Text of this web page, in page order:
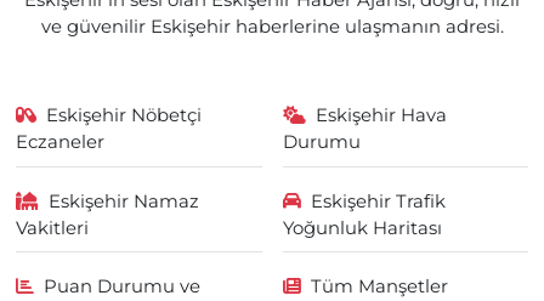
ve güvenilir Eskişehir haberlerine ulaşmanın adresi.
Eskişehir Nöbetçi
Eczaneler
Eskişehir Hava
Durumu
Eskişehir Namaz
Vakitleri
Eskişehir Trafik
Yoğunluk Haritası
Puan Durumu ve
Tüm Manşetler